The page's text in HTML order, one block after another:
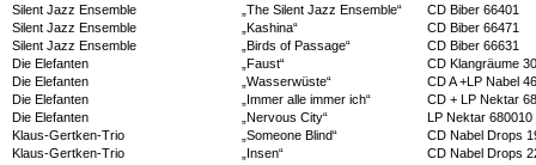
Silent Jazz Ensemble
„The Silent Jazz Ensemble“
CD Biber 66401
Silent Jazz Ensemble
„Kashina“
CD Biber 66471
Silent Jazz Ensemble
„Birds of Passage“
CD Biber 66631
Die Elefanten
„Faust“
CD Klangräume
Die Elefanten
„Wasserwüste“
CD A +LP Nabel
Die Elefanten
„Immer alle immer ich“
CD + LP Nektar
Die Elefanten
„Nervous City“
LP Nektar 680010
Klaus-Gertken-Trio
„Someone Blind“
CD Nabel Drops
Klaus-Gertken-Trio
„Insen“
CD Nabel Drops